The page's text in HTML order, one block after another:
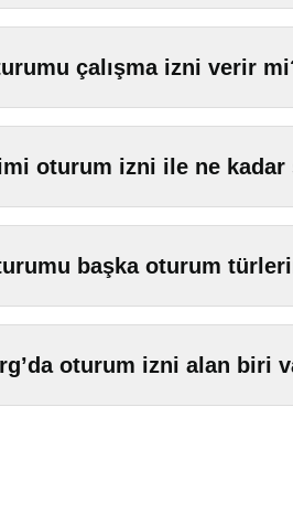
çalışma izni verir
oturum izni ile ne
başka oturum
oturum izni alan biri